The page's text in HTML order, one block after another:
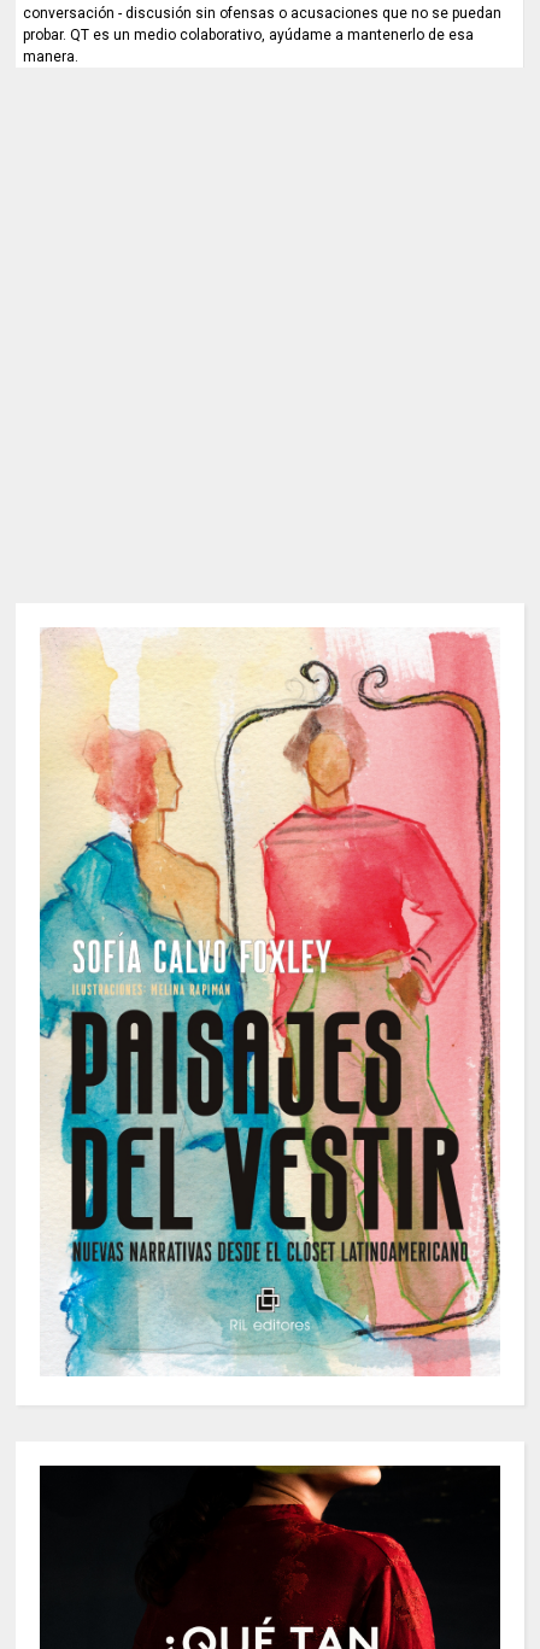
conversación - discusión sin ofensas o acusaciones que no se puedan
probar. QT es un medio colaborativo, ayúdame a mantenerlo de esa
manera.